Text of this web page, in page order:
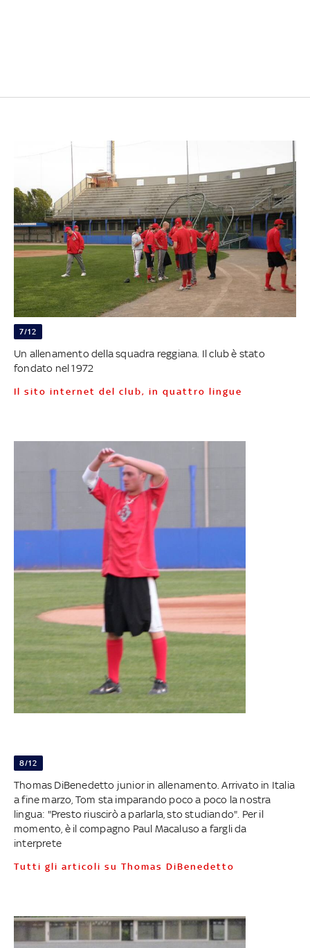
7/12
Un allenamento della squadra reggiana. Il club è stato
fondato nel 1972
Il sito internet del club, in quattro lingue
8/12
Thomas DiBenedetto junior in allenamento. Arrivato in Italia
a fine marzo, Tom sta imparando poco a poco la nostra
lingua: "Presto riuscirò a parlarla, sto studiando". Per il
momento, è il compagno Paul Macaluso a fargli da
interprete
Tutti gli articoli su Thomas DiBenedetto